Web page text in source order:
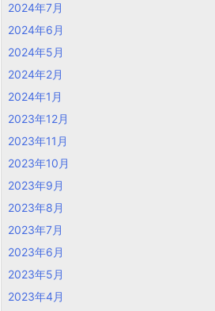
2024年7月
2024年6月
2024年5月
2024年2月
2024年1月
2023年12月
2023年11月
2023年10月
2023年9月
2023年8月
2023年7月
2023年6月
2023年5月
2023年4月